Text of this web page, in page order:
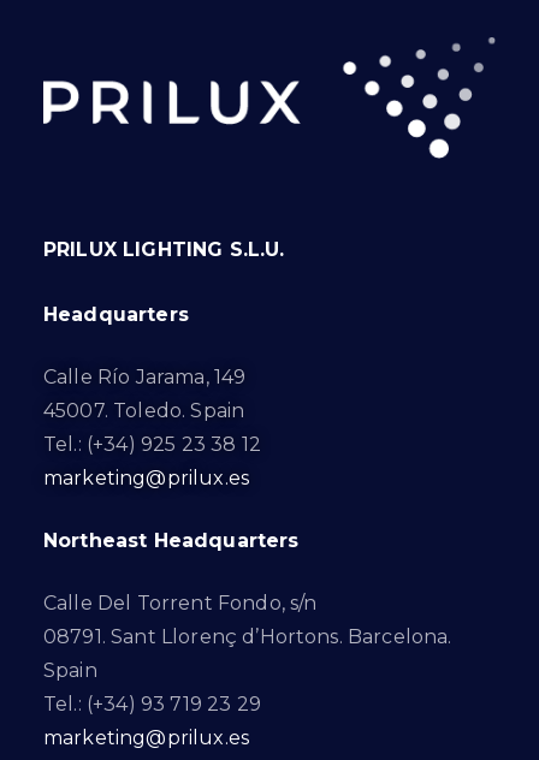
PRILUX LIGHTING S.L.U.
Headquarters
Calle Río Jarama, 149
45007. Toledo. Spain
Tel.: (+34) 925 23 38 12
marketing@prilux.es
Northeast Headquarters
Calle Del Torrent Fondo, s/n
08791. Sant Llorenç d’Hortons. Barcelona.
Spain
Tel.: (+34) 93 719 23 29
marketing@prilux.es